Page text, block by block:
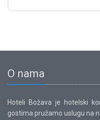
O nama
Hoteli Božava je hotelski
gostima pružamo uslugu na